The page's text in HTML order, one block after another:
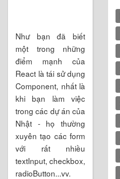
Như bạn đã biết
một trong những
điểm mạnh của
React là tái sử dụng
Component, nhất là
khi bạn làm việc
trong các dự án của
Nhật - họ thường
xuyên tạo các form
với rất nhiều
textInput, checkbox,
radioButton...vv.